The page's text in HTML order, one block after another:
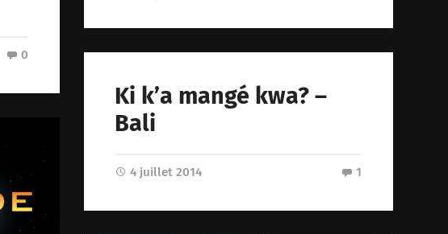
0
Ki k’a mangé kwa? –
Bali
4 juillet 2014 1